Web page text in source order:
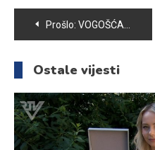
Navigacija
članaka
Prošlo: VOGOŠĆANSKI MASKENBAL OKUPIO VIŠE OD 300 DJECE
Ostale vijesti